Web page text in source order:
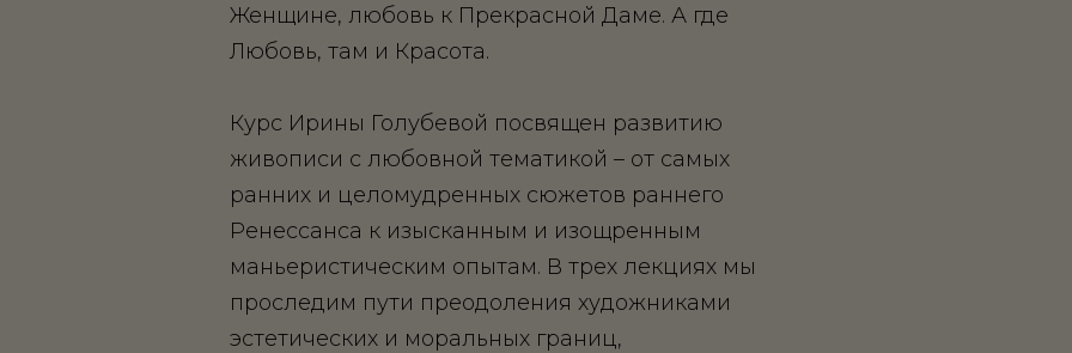
Женщине, любовь к Прекрасной Даме. А где
Любовь, там и Красота.
Курс Ирины Голубевой посвящен развитию
живописи с любовной тематикой – от самых
ранних и целомудренных сюжетов раннего
Ренессанса к изысканным и изощренным
маньеристическим опытам. В трех лекциях мы
проследим пути преодоления художниками
эстетических и моральных границ,